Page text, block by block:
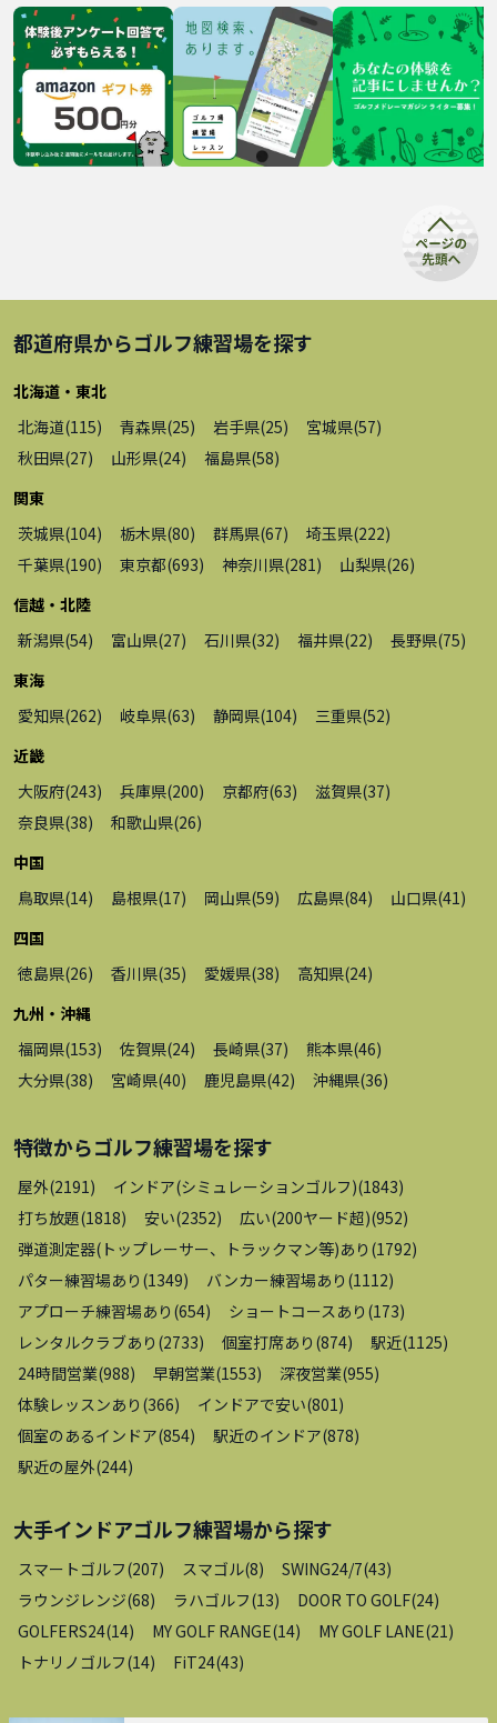
都道府県からゴルフ練習場を探す
北海道・東北
北海道(115) 青森県(25) 岩手県(25) 宮城県(57)
秋田県(27) 山形県(24) 福島県(58)
関東
茨城県(104) 栃木県(80) 群馬県(67) 埼玉県(222)
千葉県(190) 東京都(693) 神奈川県(281 ) 山梨県(26)
信越・北陸
新潟県(54) 富山県(27) 石川県(32) 福井県(22) 長野県(75)
東海
愛知県(262) 岐阜県(63) 静岡県(104) 三重県(52)
近畿
大阪府(243) 兵庫県(200) 京都府(63) 滋賀県(37)
奈良県(38) 和歌山県(26)
中国
鳥取県(14) 島根県(17) 岡山県(59) 広島県(84) 山口県(41 )
四国
徳島県(26) 香川県(35) 愛媛県(38) 高知県(24)
九州・沖縄
福岡県(153) 佐賀県(24) 長崎県(37) 熊本県(46)
大分県(38) 宮崎県(40) 鹿児島県(42) 沖縄県(36)
特徴からゴルフ練習場を探す
屋外(2191 ) インドア(シミュレーションゴルフ)(1843)
打ち放題(1818) 安い(2352) 広い(200ヤード超)(952)
弾道測定器(トップレーサー、トラックマン等)あり (1792)
パター練習場あり (1349) バンカー練習場あり (1112)
アプローチ練習場あり (654) ショートコースあり (173)
レンタルクラブあり (2733) 個室打席あり (874) 駅近(1125)
24時間営業(988) 早朝営業(1553) 深夜営業(955)
体験レッスンあり (366) インドアで安い(801 )
個室のあるインドア(854) 駅近のインドア(878)
駅近の屋外(244)
大手インドアゴルフ練習場から探す
スマートゴルフ(207) スマゴル(8) SWING24/7(43)
ラウンジレンジ(68) ラハゴルフ(13) DOOR TO GOLF(24)
GOLFERS24(14) MY GOLF RANGE(14) MY GOLF LANE(21 )
トナリノゴルフ(14) FiT24(43)